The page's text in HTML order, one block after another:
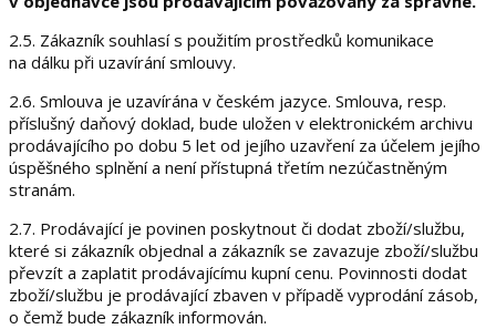
2.5. Zákazník souhlasí s použitím prostředků komunikace
na dálku při uzavírání smlouvy.
2.6. Smlouva je uzavírána v českém jazyce. Smlouva, resp.
příslušný daňový doklad, bude uložen v elektronickém archivu
prodávajícího po dobu 5 let od jejího uzavření za účelem jejího
úspěšného splnění a není přístupná třetím nezúčastněným
stranám.
2.7. Prodávající je povinen poskytnout či dodat zboží/službu,
které si zákazník objednal a zákazník se zavazuje zboží/službu
převzít a zaplatit prodávajícímu kupní cenu. Povinnosti dodat
zboží/službu je prodávající zbaven v případě vyprodání zásob,
o čemž bude zákazník informován.